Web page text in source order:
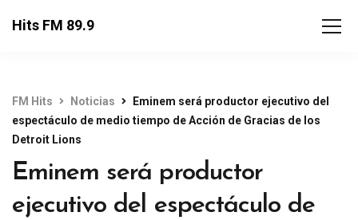
Hits FM 89.9
FM Hits Noticias
Eminem será productor ejecutivo del
espectáculo de medio tiempo de Acción de Gracias de los
Detroit Lions
Eminem será productor
ejecutivo del espectáculo de